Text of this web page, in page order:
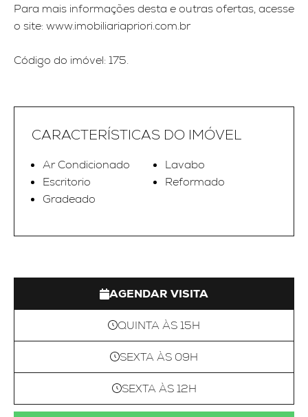
Para mais informações desta e outras ofertas, acesse
o site: www.imobiliariapriori.com.br
Código do imóvel: 175.
CARACTERÍSTICAS DO IMÓVEL
Ar Condicionado
Escritorio
Gradeado
Lavabo
Reformado
AGENDAR VISITA
QUINTA ÀS 15H
SEXTA ÀS 09H
SEXTA ÀS 12H